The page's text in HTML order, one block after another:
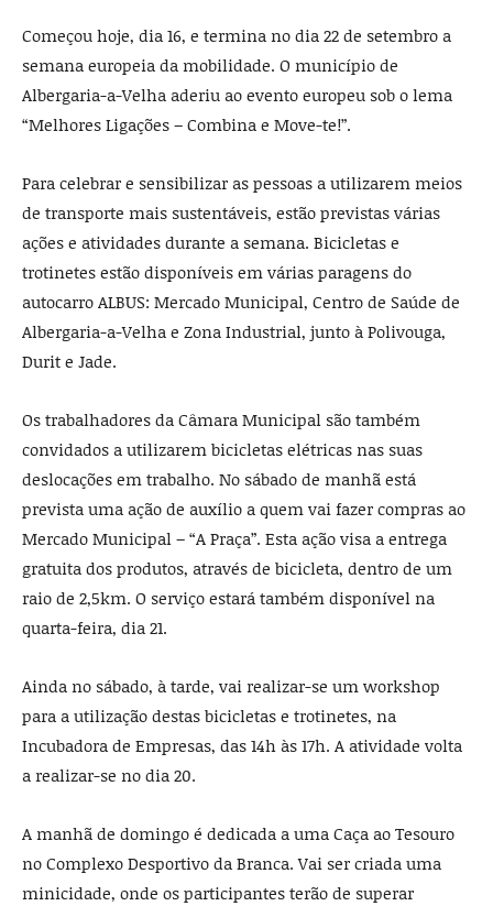
Começou hoje, dia 16, e termina no dia 22 de setembro a
semana europeia da mobilidade. O município de
Albergaria-a-Velha aderiu ao evento europeu sob o lema
“Melhores Ligações – Combina e Move-te!”.
Para celebrar e sensibilizar as pessoas a utilizarem meios
de transporte mais sustentáveis, estão previstas várias
ações e atividades durante a semana. Bicicletas e
trotinetes estão disponíveis em várias paragens do
autocarro ALBUS: Mercado Municipal, Centro de Saúde de
Albergaria-a-Velha e Zona Industrial, junto à Polivouga,
Durit e Jade.
Os trabalhadores da Câmara Municipal são também
convidados a utilizarem bicicletas elétricas nas suas
deslocações em trabalho. No sábado de manhã está
prevista uma ação de auxílio a quem vai fazer compras ao
Mercado Municipal – “A Praça”. Esta ação visa a entrega
gratuita dos produtos, através de bicicleta, dentro de um
raio de 2,5km. O serviço estará também disponível na
quarta-feira, dia 21.
Ainda no sábado, à tarde, vai realizar-se um workshop
para a utilização destas bicicletas e trotinetes, na
Incubadora de Empresas, das 14h às 17h. A atividade volta
a realizar-se no dia 20.
A manhã de domingo é dedicada a uma Caça ao Tesouro
no Complexo Desportivo da Branca. Vai ser criada uma
minicidade, onde os participantes terão de superar